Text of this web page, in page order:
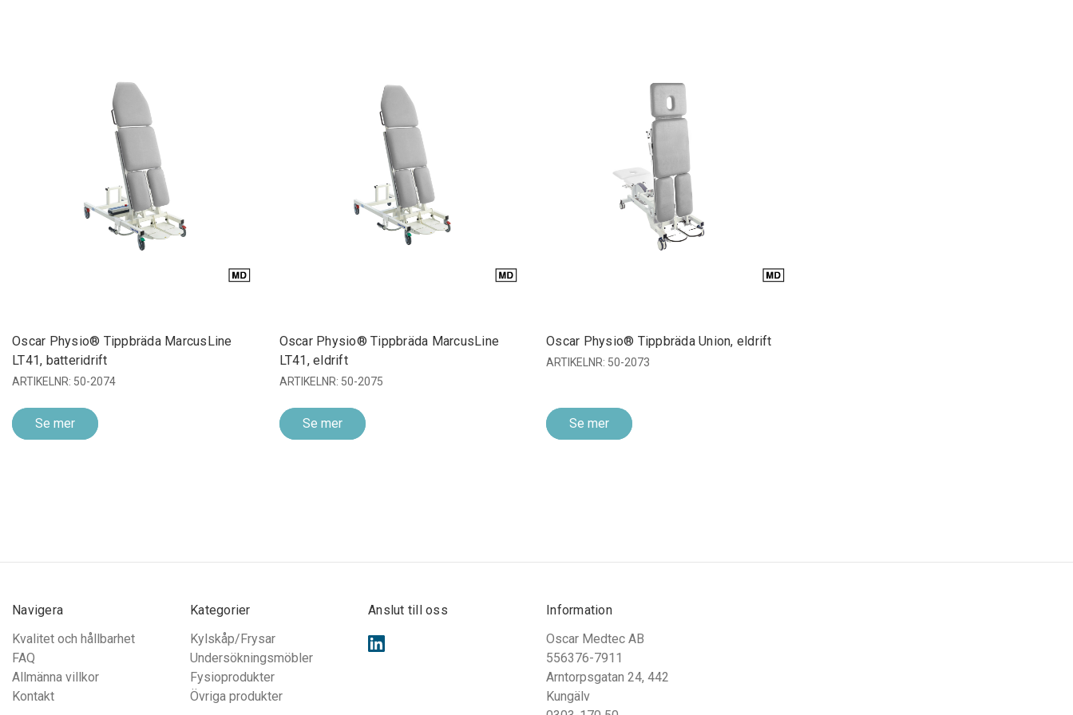
Oscar Physio® Tippbräda MarcusLine
LT41, batteridrift
ARTIKELNR: 50-2074
Se mer
Oscar Physio® Tippbräda MarcusLine
LT41, eldrift
ARTIKELNR: 50-2075
Se mer
Oscar Physio® Tippbräda Union, eldrift
ARTIKELNR: 50-2073
Se mer
Navigera
Kvalitet och hållbarhet
FAQ
Allmänna villkor
Kontakt
Kategorier
Kylskåp/Frysar
Undersökningsmöbler
Fysioprodukter
Övriga produkter
Anslut till oss
Information
Oscar Medtec AB
556376-7911
Arntorpsgatan 24, 442
Kungälv